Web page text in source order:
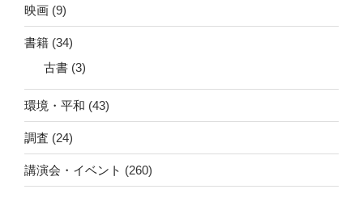
映画 (9)
書籍 (34)
古書 (3)
環境・平和 (43)
調査 (24)
講演会・イベント (260)